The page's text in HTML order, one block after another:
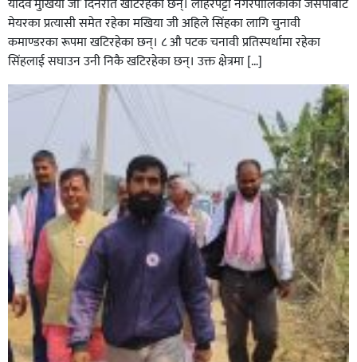
सिराहाको औरहीमा जेन-जी भेला सम्पन्न
मेयरका प्रत्यासी समेत रहेका मखिया जी अहिले सिंहका लागि चुनावी
कमाण्डरका रूपमा खटिरहेका छन्। ८ औ पटक चनावी प्रतिस्पर्धामा रहेका
सिंहलाई सघाउन उनी निकै खटिरहेका छन्। उक्त क्षेत्रमा […]